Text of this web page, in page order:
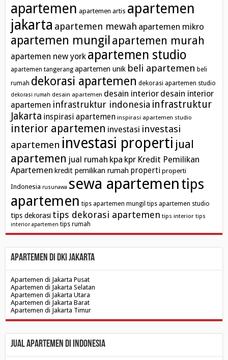
apartemen apartemen artis apartemen
jakarta apartemen mewah apartemen mikro
apartemen mungil apartemen murah
apartemen new york apartemen studio
apartemen tangerang apartemen unik beli apartemen beli
rumah dekorasi apartemen dekorasi apartemen studio
dekorasi rumah desain apartemen desain interior desain interior
apartemen infrastruktur indonesia infrastruktur
Jakarta inspirasi apartemen inspirasi apartemen studio
interior apartemen investasi investasi
apartemen investasi properti jual
apartemen jual rumah kpa kpr Kredit Pemilikan
Apartemen kredit pemilikan rumah properti properti
Indonesia rusunawa sewa apartementips
apartemen tips apartemen mungil tips apartemen studio
tips dekorasi tips dekorasi apartemen tips interior tips
interior apartemen tips rumah
Apartemen di DKI Jakarta
Apartemen di Jakarta Pusat
Apartemen di Jakarta Selatan
Apartemen di Jakarta Utara
Apartemen di Jakarta Barat
Apartemen di Jakarta Timur
Jual Apartemen di Indonesia